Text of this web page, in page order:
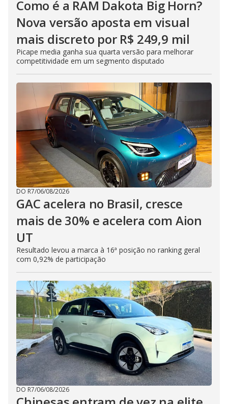
Como é a RAM Dakota Big Horn?
Nova versão aposta em visual
mais discreto por R$ 249,9 mil
Picape media ganha sua quarta versão para melhorar
competitividade em um segmento disputado
DO R7/06/08/2026
GAC acelera no Brasil, cresce
mais de 30% e acelera com Aion
UT
Resultado levou a marca à 16ª posição no ranking geral
com 0,92% de participação
DO R7/06/08/2026